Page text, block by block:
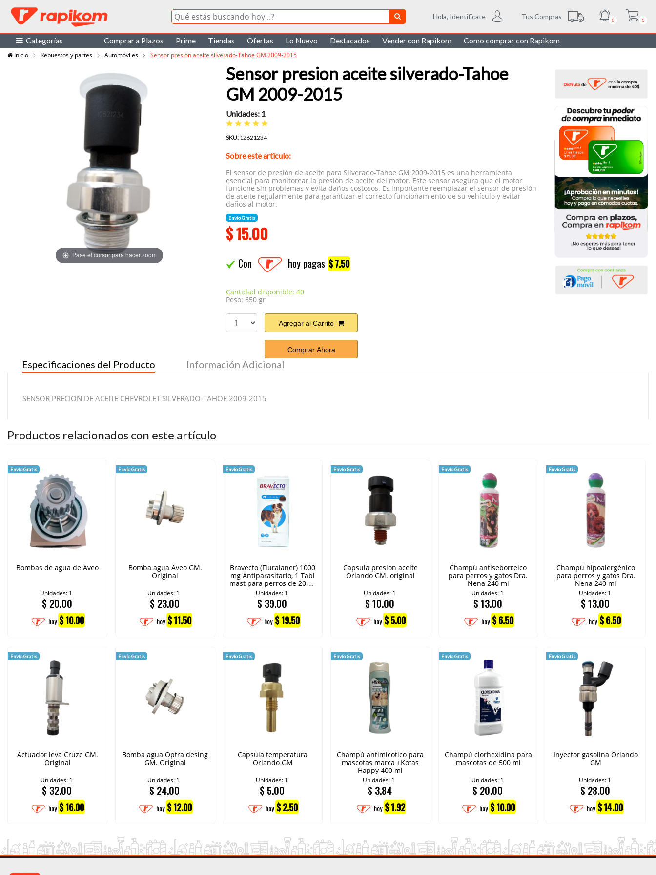
Hola, Identifícate Tus Compras 0 0
Categorías Comprar a Plazos Prime Tiendas Ofertas Lo Nuevo Destacados Vender con Rapikom Como comprar con Rapikom
Inicio Repuestos y partes Automóviles Sensor presion aceite silverado-Tahoe GM 2009-2015
Pase el cursor para hacer zoom
Sensor presion aceite silverado-Tahoe
GM 2009-2015
Unidades: 1
SKU: 12621234
Sobre este articulo:
El sensor de presión de aceite para Silverado-Tahoe GM 2009-2015 es una herramienta
esencial para monitorear la presión de aceite del motor. Este sensor asegura que el motor
funcione sin problemas y evita daños costosos. Es importante reemplazar el sensor de presión
de aceite regularmente para garantizar el correcto funcionamiento de su vehículo y evitar
daños al motor.
Envío Gratis
$15.00
Con hoy pagas$ 7.50
Cantidad disponible: 40
Peso: 650 gr
Agregar al Carrito
Comprar Ahora
Especificaciones del Producto Información Adicional
SENSOR PRECION DE ACEITE CHEVROLET SILVERADO-TAHOE 2009-2015
Productos relacionados con este artículo
Envío Gratis
Bombas de agua de Aveo
Unidades: 1
$ 20.00
hoy $ 10.00
Envío Gratis
Actuador leva Cruze GM.
Original
Unidades: 1
$ 32.00
hoy $ 16.00
Envío Gratis
Bomba agua Aveo GM.
Original
Unidades: 1
$ 23.00
hoy $ 11.50
Envío Gratis
Bomba agua Optra desing
GM. Original
Unidades: 1
$ 24.00
hoy $ 12.00
Envío Gratis
Bravecto (Fluralaner) 1000
mg Antiparasitario, 1 Tabl
mast para perros de 20-40
kg
Unidades: 1
$ 39.00
hoy $ 19.50
Envío Gratis
Capsula temperatura
Orlando GM
Unidades: 1
$ 5.00
hoy $ 2.50
Envío Gratis
Capsula presion aceite
Orlando GM. original
Unidades: 1
$10.00
hoy $ 5.00
Envío Gratis
Champú antimicotico para
mascotas marca +Kotas
Happy 400 ml
Unidades: 1
$ 3.84
hoy $ 1.92
Envío Gratis
Champú antiseborreico
para perros y gatos Dra.
Nena 240 ml
Unidades: 1
$ 13.00
hoy $ 6.50
Envío Gratis
Champú clorhexidina para
mascotas de 500 ml
Unidades: 1
$ 20.00
hoy $ 10.00
Envío Gratis
Champú hipoalergénico
para perros y gatos Dra.
Nena 240 ml
Unidades: 1
$13.00
hoy $ 6.50
Envío Gratis
Inyector gasolina Orlando
GM
Unidades: 1
$ 28.00
hoy $ 14.00